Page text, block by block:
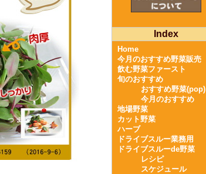
Index
Home
今月のおすすめ野菜販売
飲む野菜ファースト
旬のおすすめ
おすすめ野菜(pop)
今月のおすすめ
地場野菜
カット野菜
ハーブ
ドライブスルー業務用
ドライブスルーde野菜
レシピ
スケジュール